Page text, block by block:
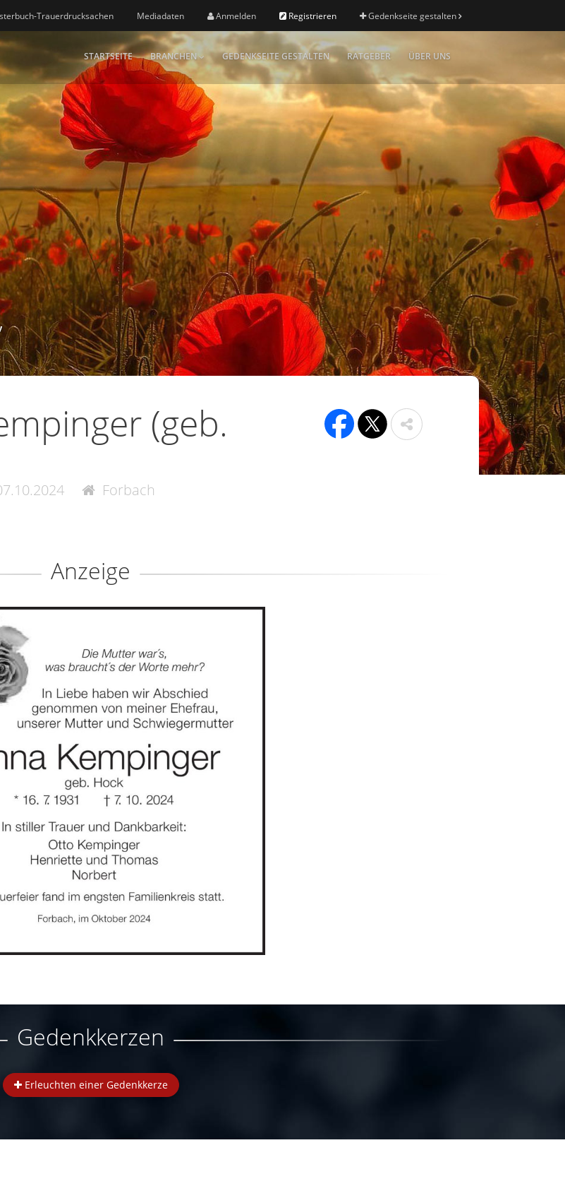
Trauerdrucksachen Mediadaten Anmelden Registrieren Gedenkseite gestalten
STARTSEITE BRANCHEN GEDENKSEITE GESTALTEN RATGEBER ÜBER UNS
(geb.
Forbach
Anzeige
Gedenkkerzen
Erleuchten einer Gedenkkerze